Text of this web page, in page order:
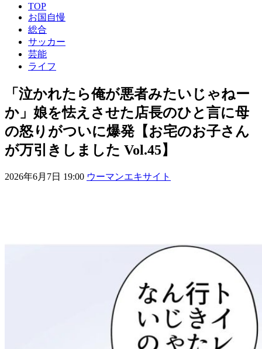
TOP
お国自慢
総合
サッカー
芸能
ライフ
「泣かれたら俺が悪者みたいじゃねー
か」娘を怯えさせた店長のひと言に母
の怒りがついに爆発【お宅のお子さん
が万引きしました Vol.45】
2026年6月7日 19:00 ウーマンエキサイト